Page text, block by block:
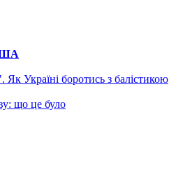
Україні боротись з балістикою
що це було